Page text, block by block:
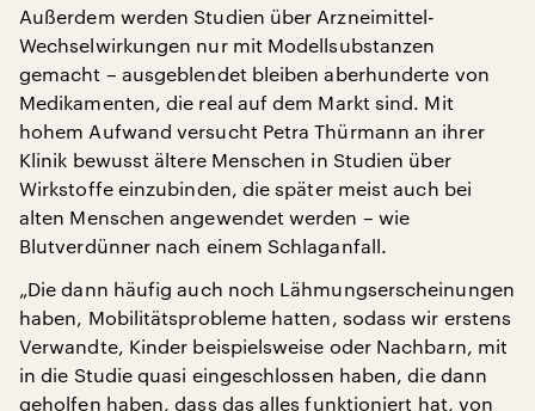
Außerdem werden Studien über Arzneimittel-
Wechselwirkungen nur mit Modellsubstanzen
gemacht – ausgeblendet bleiben aberhunderte von
Medikamenten, die real auf dem Markt sind. Mit
hohem Aufwand versucht Petra Thürmann an ihrer
Klinik bewusst ältere Menschen in Studien über
Wirkstoffe einzubinden, die später meist auch bei
alten Menschen angewendet werden – wie
Blutverdünner nach einem Schlaganfall.
„Die dann häufig auch noch Lähmungserscheinungen
haben, Mobilitätsprobleme hatten, sodass wir erstens
Verwandte, Kinder beispielsweise oder Nachbarn, mit
in die Studie quasi eingeschlossen haben, die dann
geholfen haben, dass das alles funktioniert hat, von